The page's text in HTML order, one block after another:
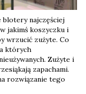
najczęściej
jakimś koszyczku i
wrzucić zużyte. Co
których
Zużyte i
zapachami.
rozwiązanie tego